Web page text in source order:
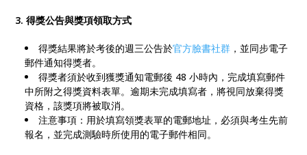
3. 得獎公告與獎項領取方式
得獎結果將於考後的週三公告於官方臉書社群 ，並同步電子
郵件通知得獎者。
得獎者須於收到獲獎通知電郵後 48 小時內，完成填寫郵件
中所附之得獎資料表單。逾期未完成填寫者，將視同放棄得獎
資格，該獎項將被取消。
注意事項：用於填寫領獎表單的電郵地址，必須與考生先前
報名，並完成測驗時所使用的電子郵件相同。